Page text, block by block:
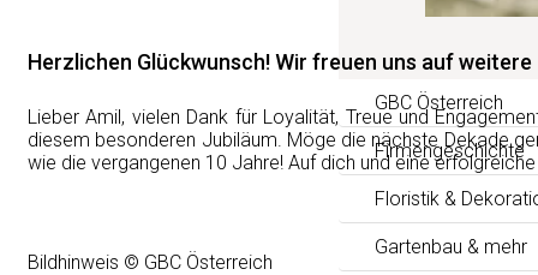
GBC Österreich
Firmengeschichte
Floristik &
Gartenbau & mehr
Herzlichen Glückwunsch! Wir freuen uns auf weitere
Lieber Amil, vielen Dank für Loyalität, Treue und
diesem besonderen Jubiläum. Möge die nächste Dekade
wie die vergangenen 10 Jahre! Auf dich und eine
Bildhinweis © GBC Österreich